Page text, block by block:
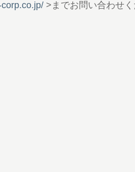
ポート もう、国民的休
>までお問い合わせ